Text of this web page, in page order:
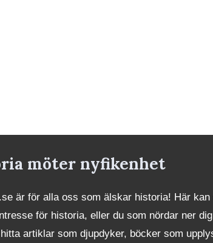
möter nyfikenhet
är för alla oss som älskar historia! Här kan
för historia, eller du som nördar ner
artiklar som djupdyker, böcker som